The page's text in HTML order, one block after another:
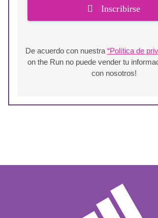
Inscribirse
De acuerdo con nuestra “Política de
on the Run no puede vender tu
con nosotros!